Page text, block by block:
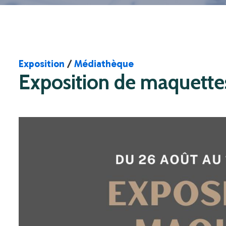
Exposition /Médiathèque
Exposition de